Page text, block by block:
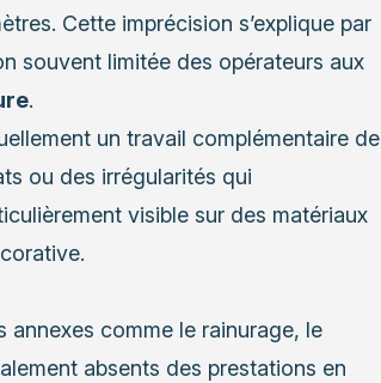
Cette imprécision s’explique par
souvent limitée des opérateurs aux
.
un travail complémentaire de
ou des irrégularités qui
visible sur des matériaux
comme le rainurage, le
absents des prestations en